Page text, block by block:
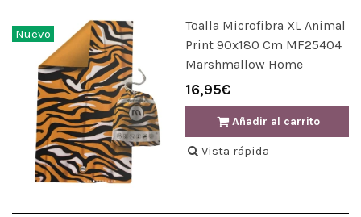
Nuevo
Toalla Microfibra XL Animal
Print 90x180 Cm MF25404
Marshmallow Home
16,95€
Añadir al carrito
Vista rápida